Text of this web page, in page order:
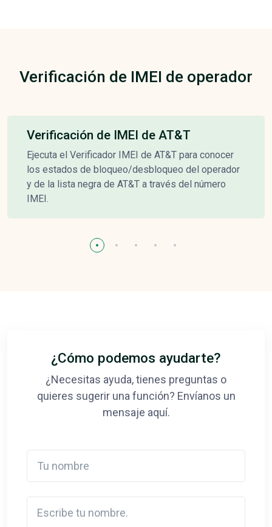
Verificación de IMEI de operador
Verificación de IMEI de AT&T
Ejecuta el Verificador IMEI de AT&T para conocer
los estados de bloqueo/desbloqueo del operador
y de la lista negra de AT&T a través del número
IMEI.
¿Cómo podemos ayudarte?
¿Necesitas ayuda, tienes preguntas o
quieres sugerir una función? Envíanos un
mensaje aquí.